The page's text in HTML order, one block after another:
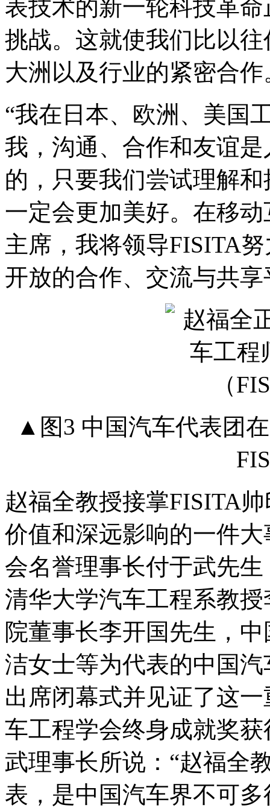
表技术的新一轮科技革
挑战。这就使我们比以
大洲以及行业的紧密合作
“我在日本、欧洲、美国
我，沟通、合作和友谊
的，只要我们尝试理解
一定会更加美好。在移
主席，我将领导FISITA
开放的合作、交流与共
▲图3 中国汽车代表团
赵福全教授接掌FISITA
价值和深远影响的一件
会名誉理事长付于武先
清华大学汽车工程系教
院董事长李开国先生，
洁女士等为代表的中国
出席闭幕式并见证了这
车工程学会终身成就奖
武理事长所说：“赵福全
表，是中国汽车界不可